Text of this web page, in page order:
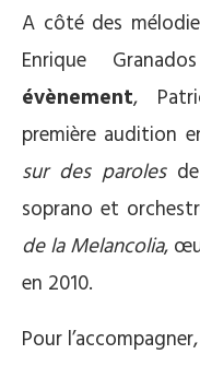
A côté des
Enrique
évènement,
première audition
sur des parolesde
soprano et
de la Melancolia,
en 2010.
Pour